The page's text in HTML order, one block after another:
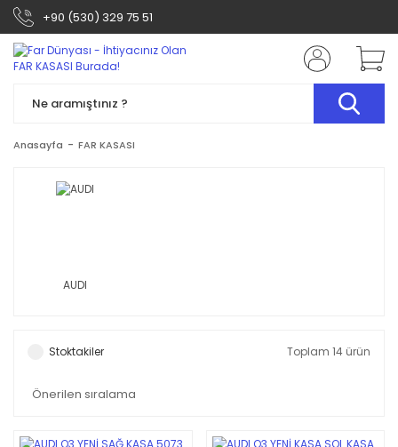
+90 (530) 329 75 51
Anasayfa FAR KASASI
AUDI
Stoktakiler Toplam 14 ürün